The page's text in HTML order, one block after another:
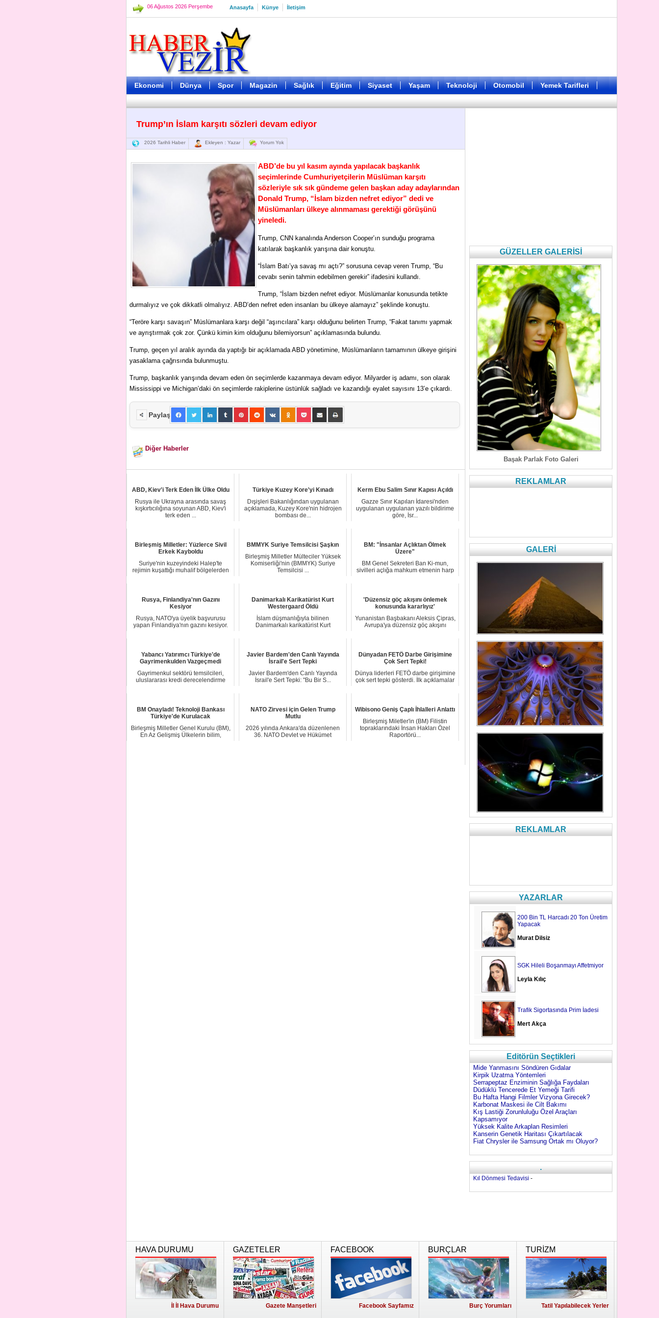
06 Ağustos 2026 Perşembe Anasayfa Künye İletişim
Ekonomi Dünya Spor Magazin Sağlık Eğitim Siyaset Yaşam Teknoloji Otomobil Yemek Tarifleri
Trump’ın İslam karşıtı sözleri devam ediyor
2026 Tarihli Haber Ekleyen : Yazar Yorum Yok
ABD’de bu yıl kasım ayında yapılacak başkanlık
seçimlerinde Cumhuriyetçilerin Müslüman karşıtı
sözleriyle sık sık gündeme gelen başkan aday adaylarından
Donald Trump, “İslam bizden nefret ediyor” dedi ve
Müslümanları ülkeye alınmaması gerektiği görüşünü
yineledi.
Trump, CNN kanalında Anderson Cooper’ın sunduğu programa
katılarak başkanlık yarışına dair konuştu.
“İslam Batı’ya savaş mı açtı?” sorusuna cevap veren Trump, “Bu
cevabı senin tahmin edebilmen gerekir” ifadesini kullandı.
Trump, “İslam bizden nefret ediyor. Müslümanlar konusunda tetikte
durmalıyız ve çok dikkatli olmalıyız. ABD’den nefret eden insanları bu ülkeye alamayız” şeklinde konuştu.
“Teröre karşı savaşın” Müslümanlara karşı değil “aşırıcılara” karşı olduğunu belirten Trump, “Fakat tanımı yapmak
ve ayrıştırmak çok zor. Çünkü kimin kim olduğunu bilemiyorsun” açıklamasında bulundu.
Trump, geçen yıl aralık ayında da yaptığı bir açıklamada ABD yönetimine, Müslümanların tamamının ülkeye girişini
yasaklama çağrısında bulunmuştu.
Trump, başkanlık yarışında devam eden ön seçimlerde kazanmaya devam ediyor. Milyarder iş adamı, son olarak
Mississippi ve Michigan’daki ön seçimlerde rakiplerine üstünlük sağladı ve kazandığı eyalet sayısını 13’e çıkardı.
Paylaş
Diğer Haberler
ABD, Kiev'i Terk Eden İlk Ülke Oldu
Rusya ile Ukrayna arasında savaş
kışkırtıcılığına soyunan ABD, Kiev'i
terk eden ...
Türkiye Kuzey Kore'yi Kınadı
Dışişleri Bakanlığından uygulanan
açıklamada, Kuzey Kore'nin hidrojen
bombası de...
Kerm Ebu Salim Sınır Kapısı Açıldı
Gazze Sınır Kapıları İdaresi'nden
uygulanan uygulanan yazılı bildirime
göre, İsr...
Birleşmiş Milletler: Yüzlerce Sivil
Erkek Kayboldu
Suriye'nin kuzeyindeki Halep'te
rejimin kuşattığı muhalif bölgelerden
BMMYK Suriye Temsilcisi Şaşkın
Birleşmiş Milletler Mülteciler Yüksek
Komiserliği'nin (BMMYK) Suriye
Temsilcisi ...
BM: "İnsanlar Açlıktan Ölmek
Üzere"
BM Genel Sekreteri Ban Ki-mun,
sivilleri açlığa mahkum etmenin harp
Rusya, Finlandiya'nın Gazını
Kesiyor
Rusya, NATO'ya üyelik başvurusu
yapan Finlandiya'nın gazını kesiyor.
Danimarkalı Karikatürist Kurt
Westergaard Öldü
İslam düşmanlığıyla bilinen
Danimarkalı karikatürist Kurt
'Düzensiz göç akışını önlemek
konusunda kararlıyız'
Yunanistan Başbakanı Aleksis Çipras,
Avrupa'ya düzensiz göç akışını
Yabancı Yatırımcı Türkiye'de
Gayrimenkulden Vazgeçmedi
Gayrimenkul sektörü temsilcileri,
uluslararası kredi derecelendirme
Javier Bardem'den Canlı Yayında
İsrail'e Sert Tepki
Javier Bardem'den Canlı Yayında
İsrail'e Sert Tepki: "Bu Bir S...
Dünyadan FETÖ Darbe Girişimine
Çok Sert Tepki!
Dünya liderleri FETÖ darbe girişimine
çok sert tepki gösterdi. İlk açıklamalar
BM Onayladı! Teknoloji Bankası
Türkiye'de Kurulacak
Birleşmiş Milletler Genel Kurulu (BM),
En Az Gelişmiş Ülkelerin bilim,
NATO Zirvesi için Gelen Trump
Mutlu
2026 yılında Ankara'da düzenlenen
36. NATO Devlet ve Hükümet
Wibisono Geniş Çaplı İhlalleri Anlattı
Birleşmiş Miletler'in (BM) Filistin
topraklarındaki İnsan Hakları Özel
Raportörü...
GÜZELLER GALERİSİ
Başak Parlak Foto Galeri
REKLAMLAR
GALERİ
REKLAMLAR
YAZARLAR
200 Bin TL Harcadı 20 Ton Üretim
Yapacak
Murat Dilsiz
SGK Hileli Boşanmayı Affetmiyor
Leyla Kılıç
Trafik Sigortasında Prim İadesi
Mert Akça
Editörün Seçtikleri
Mide Yanmasını Söndüren Gıdalar
Kirpik Uzatma Yöntemleri
Serrapeptaz Enziminin Sağlığa Faydaları
Düdüklü Tencerede Et Yemeği Tarifi
Bu Hafta Hangi Filmler Vizyona Girecek?
Karbonat Maskesi ile Cilt Bakımı
Kış Lastiği Zorunluluğu Özel Araçları
Kapsamıyor
Yüksek Kalite Arkaplan Resimleri
Kanserin Genetik Haritası Çıkartılacak
Fiat Chrysler ile Samsung Ortak mı Oluyor?
.
Kıl Dönmesi Tedavisi -
HAVA DURUMU
İl İl Hava Durumu
GAZETELER
Gazete Manşetleri
FACEBOOK
Facebook Sayfamız
BURÇLAR
Burç Yorumları
TURİZM
Tatil Yapılabilecek Yerler